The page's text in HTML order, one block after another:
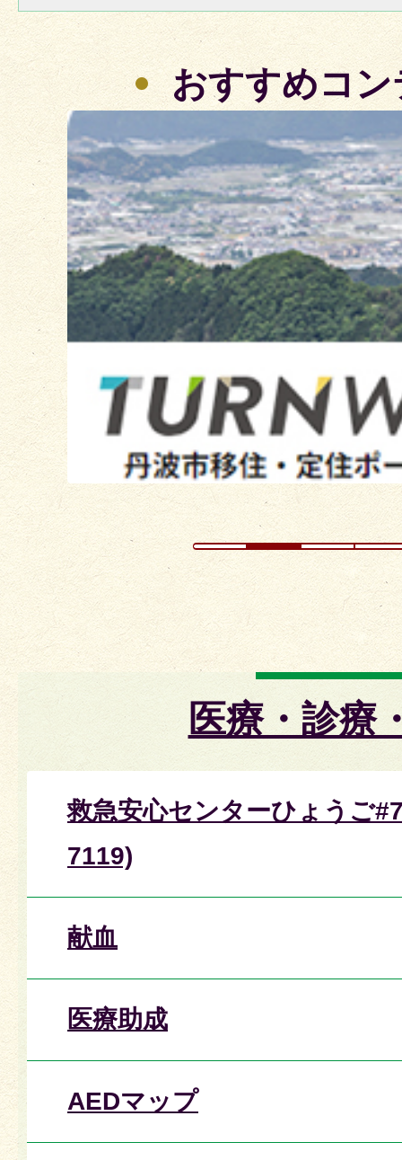
おすすめコ
3
枚
目
の
ス
医療・診療
救急安心センターひょうご
7119)
献血
医療助成
AEDマップ